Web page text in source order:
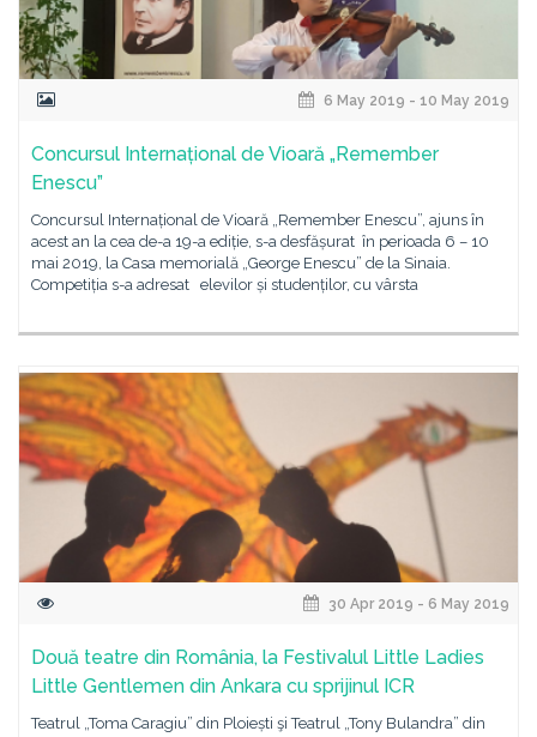
6 May 2019 - 10 May 2019
Concursul Internațional de Vioară „Remember
Enescu”
Concursul Internațional de Vioară „Remember Enescu”, ajuns în
acest an la cea de-a 19-a ediție, s-a desfășurat în perioada 6 – 10
mai 2019, la Casa memorială „George Enescu” de la Sinaia.
Competiția s-a adresat elevilor și studenților, cu vârsta
30 Apr 2019 - 6 May 2019
Două teatre din România, la Festivalul Little Ladies
Little Gentlemen din Ankara cu sprijinul ICR
Teatrul „Toma Caragiu” din Ploiești şi Teatrul „Tony Bulandra” din